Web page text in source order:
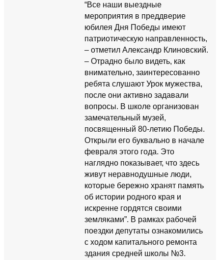
“Все наши выездные
мероприятия в преддверие
юбилея Дня Победы имеют
патриотическую направленность,
– отметил Александр Клиновский.
– Отрадно было видеть, как
внимательно, заинтересованно
ребята слушают Урок мужества,
после они активно задавали
вопросы. В школе организован
замечательный музей,
посвященный 80-летию Победы.
Открыли его буквально в начале
февраля этого года. Это
наглядно показывает, что здесь
живут неравнодушные люди,
которые бережно хранят память
об истории родного края и
искренне гордятся своими
земляками”. В рамках рабочей
поездки депутаты ознакомились
с ходом капитального ремонта
здания средней школы №3.